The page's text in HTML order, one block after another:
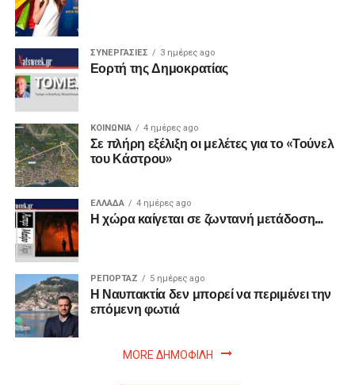
ΣΥΝΕΡΓΑΣΙΕΣ 3 ημέρες ago
Εορτή της Δημοκρατίας
ΚΟΙΝΩΝΙΑ 4 ημέρες ago
Σε πλήρη εξέλιξη οι μελέτες για το «Τούνελ
του Κάστρου»
ΕΛΛΑΔΑ 4 ημέρες ago
Η χώρα καίγεται σε ζωντανή μετάδοση…
ΡΕΠΟΡΤΑΖ 5 ημέρες ago
Η Ναυπακτία δεν μπορεί να περιμένει την
επόμενη φωτιά
MORE ΔΗΜΟΦΙΛΗ